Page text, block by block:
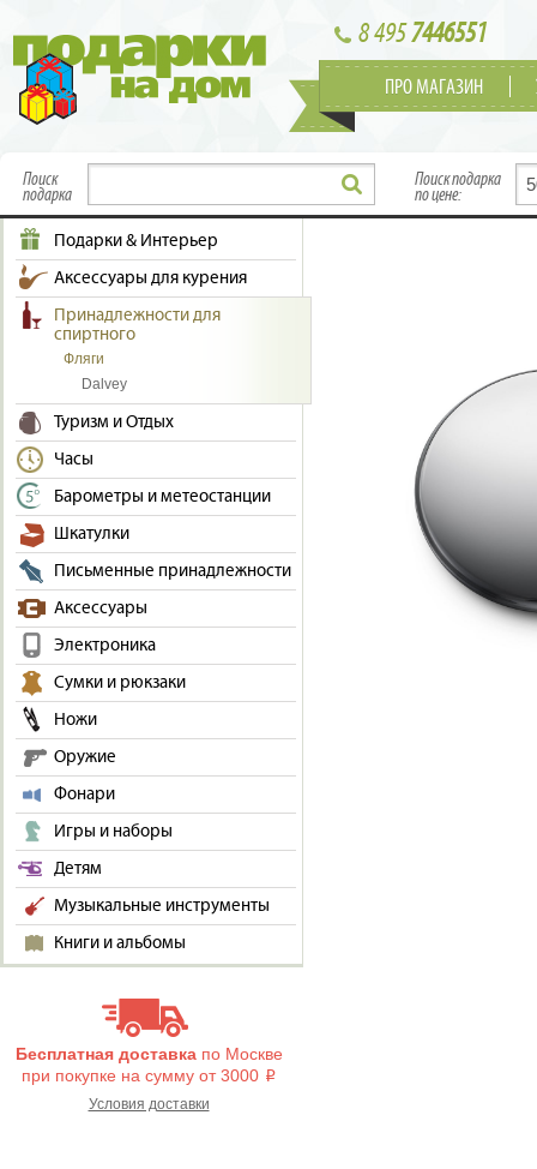
8 4957446551
ПРО МАГАЗИН
Поиск
подарка
Поиск подарка
по цене:
Подарки & Интерьер
Аксессуары для курения
Принадлежности для
спиртного
Фляги
Dalvey
Туризм и Отдых
Часы
Барометры и метеостанции
Шкатулки
Письменные принадлежности
Аксессуары
Электроника
Сумки и рюкзаки
Ножи
Оружие
Фонари
Игры и наборы
Детям
Музыкальные инструменты
Книги и альбомы
Бесплатная доставкапо Москве
при покупке на сумму от 3000 i
Условия доставки